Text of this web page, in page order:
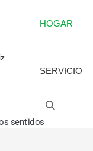
HOGAR
SERVICIO